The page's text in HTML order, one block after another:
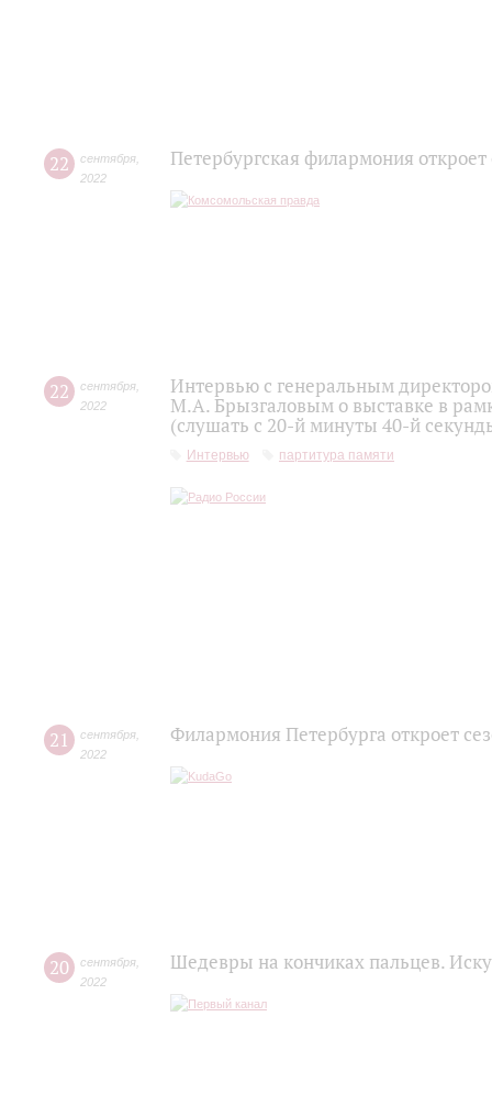
22 сентября
2022
Петербургская филармония
22 сентября
2022
Интервью с генеральным
М.А. Брызгаловым о выставке в
(слушать с 20-й минуты 40-й
Интервью партитура памяти
21 сентября
2022
Филармония Петербурга откроет
20 сентября
2022
Шедевры на кончиках пальцев.